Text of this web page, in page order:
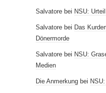
Salvatore bei NSU:
Salvatore bei Das
Dönermorde
Salvatore bei NSU:
Medien
Die Anmerkung bei